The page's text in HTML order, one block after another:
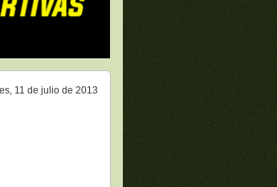
11 de julio de 2013